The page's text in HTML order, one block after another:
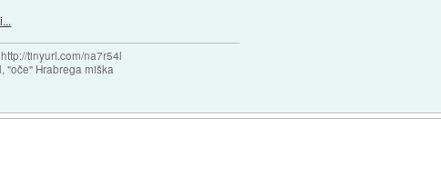
tinyurl.com/na7r54l
"oče" Hrabrega miška